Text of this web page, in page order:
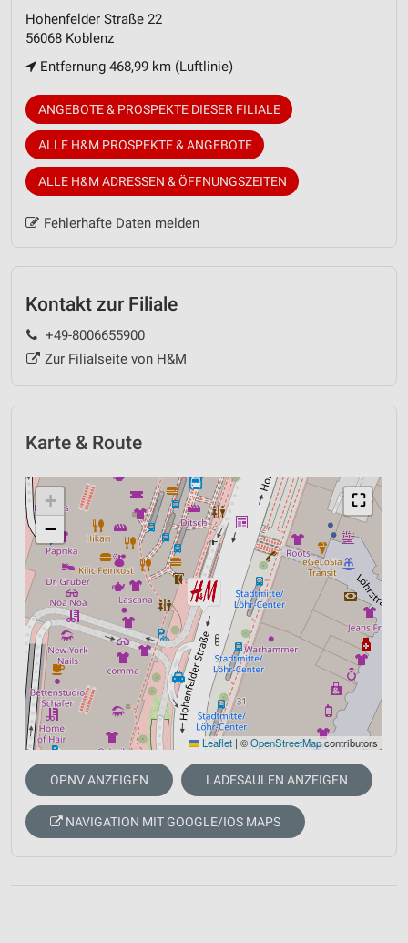
Hohenfelder Straße 22
56068 Koblenz
Entfernung 468,99 km (Luftlinie)
ANGEBOTE & PROSPEKTE DIESER FILIALE
ALLE H&M PROSPEKTE & ANGEBOTE
ALLE H&M ADRESSEN & ÖFFNUNGSZEITEN
Fehlerhafte Daten melden
Kontakt zur Filiale
+49-8006655900
Zur Filialseite von H&M
Karte & Route
⛶
+
−
Leaflet | ©OpenStreetMapcontributors
ÖPNV ANZEIGEN LADESÄULEN ANZEIGEN
NAVIGATION MIT GOOGLE/IOS MAPS